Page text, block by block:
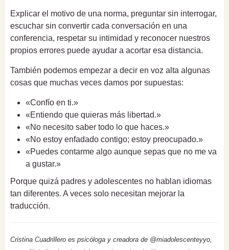
Explicar el motivo de una norma, preguntar sin interrogar,
escuchar sin convertir cada conversación en una
conferencia, respetar su intimidad y reconocer nuestros
propios errores puede ayudar a acortar esa distancia.
También podemos empezar a decir en voz alta algunas
cosas que muchas veces damos por supuestas:
«Confío en ti.»
«Entiendo que quieras más libertad.»
«No necesito saber todo lo que haces.»
«No estoy enfadado contigo; estoy preocupado.»
«Puedes contarme algo aunque sepas que no me va
a gustar.»
Porque quizá padres y adolescentes no hablan idiomas
tan diferentes. A veces solo necesitan mejorar la
traducción.
Cristina Cuadrillero es psicóloga y creadora de @miadolescenteyyo,